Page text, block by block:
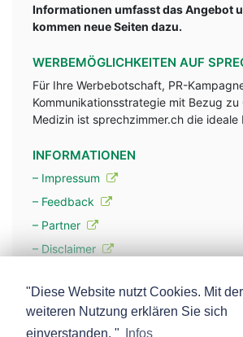
Informationen umfasst das Angebot
kommen neue Seiten dazu.
WERBEMÖGLICHKEITEN AUF
Für Ihre Werbebotschaft, PR-
Kommunikationsstrategie mit Bezug
Medizin ist sprechzimmer.ch die ideale
INFORMATIONEN
– Impressum
– Feedback
– Partner
– Disclaimer
– Werbung
"Diese Website nutzt Cookies. Mit der
weiteren Nutzung erklären Sie sich
einverstanden. "
Infos